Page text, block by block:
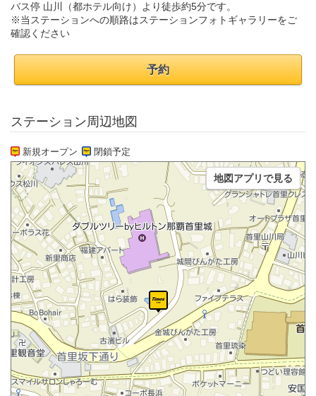
バス停 山川（都ホテル向け）より徒歩約5分です。
※当ステーションへの順路はステーションフォトギャラリーをご
確認ください
予約
ステーション周辺地図
新規オープン 閉鎖予定
地図アプリで見る